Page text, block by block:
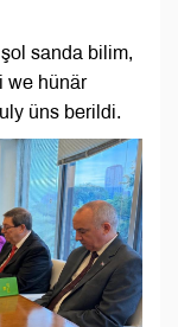
sanda bilim,
we hünär
üns berildi.